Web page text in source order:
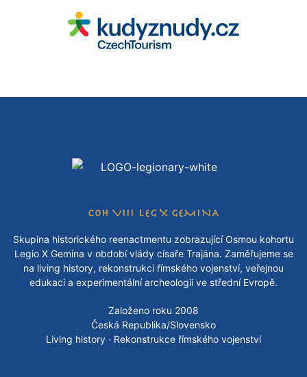
COH VIII LEG X GEMINA
Skupina historického reenactmentu zobrazující Osmou kohortu
Legio X Gemina v období vlády císaře Trajána. Zaměřujeme se
na living history, rekonstrukci římského vojenství, veřejnou
edukaci a experimentální archeologii ve střední Evropě.
Založeno roku 2008
Česká Republika/Slovensko
Living history · Rekonstrukce římského vojenství